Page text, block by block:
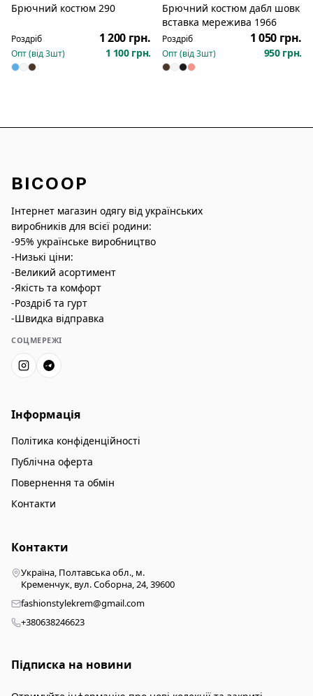
Брючний костюм 290
Роздріб 1 200 грн.
Опт (від3шт) 1 100 грн.
Брючний костюм дабл шовк
вставка мережива 1966
Роздріб 1 050 грн.
Опт (від3шт) 950 грн.
BICOOP
Інтернет магазин одягу від українських
виробників для всієї родини:
-95% українське виробництво
-Низькі ціни:
-Великий асортимент
-Якість та комфорт
-Роздріб та гурт
-Швидка відправка
СОЦМЕРЕЖІ
Інформація
Політика конфіденційності
Публічна оферта
Повернення та обмін
Контакти
Контакти
Україна, Полтавська обл., м.
Кременчук, вул. Соборна, 24, 39600
fashionstylekrem@gmail.com
+380638246623
Підписка на новини